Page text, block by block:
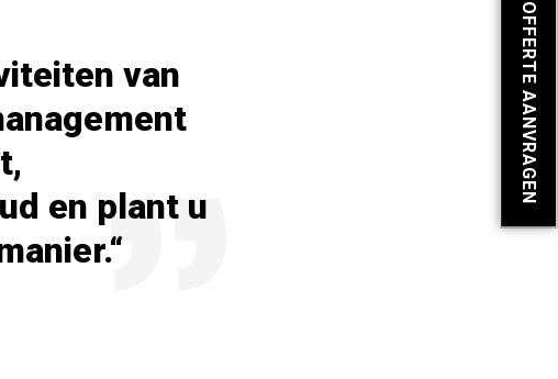
OFFERTE AANVRAGEN
van
en plant u